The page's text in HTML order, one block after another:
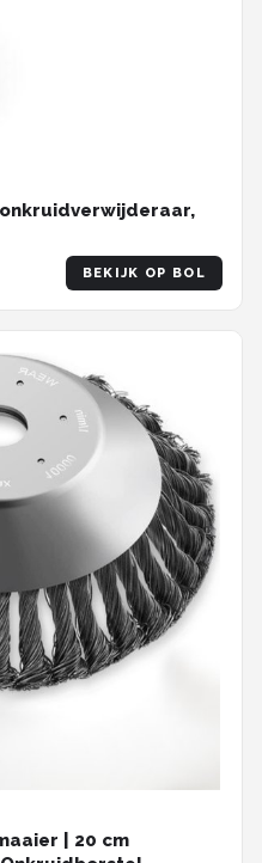
onkruidverwijderaar,
BEKIJK OP BOL
| 20 cm